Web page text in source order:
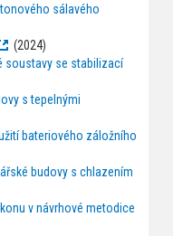
sálavého
(2024)
soustavy se stabilizací
s tepelnými
bateriového záložního
budovy s chlazením
v návrhové metodice